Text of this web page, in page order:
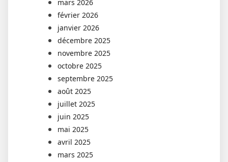
mars 2026
février 2026
janvier 2026
décembre 2025
novembre 2025
octobre 2025
septembre 2025
août 2025
juillet 2025
juin 2025
mai 2025
avril 2025
mars 2025